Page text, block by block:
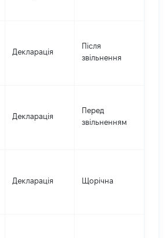
Декларація
Після
звільнення
Декларація
Перед
звільненням
Декларація Щорічна